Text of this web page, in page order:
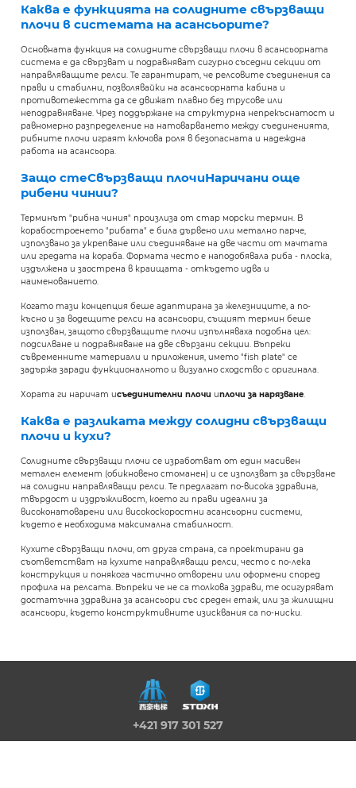
Каква е функцията на солидните свързващи
плочи в системата на асансьорите?
Основната функция на солидните свързващи плочи в асансьорната
система е да свързват и подравняват сигурно съседни секции от
направляващите релси. Те гарантират, че релсовите съединения са
прави и стабилни, позволявайки на асансьорната кабина и
противотежестта да се движат плавно без трусове или
неподравняване. Чрез поддържане на структурна непрекъснатост и
равномерно разпределение на натоварването между съединенията,
рибните плочи играят ключова роля в безопасната и надеждна
работа на асансьора.
Защо стеСвързващи плочиНаричани още
рибени чинии?
Терминът "рибна чиния" произлиза от стар морски термин. В
корабостроенето "рибата" е била дървено или метално парче,
използвано за укрепване или съединяване на две части от мачтата
или гредата на кораба. Формата често е наподобявала риба - плоска,
издължена и заострена в краищата - откъдето идва и
наименованието.
Когато тази концепция беше адаптирана за железниците, а по-
късно и за водещите релси на асансьори, същият термин беше
използван, защото свързващите плочи изпълняваха подобна цел:
подсилване и подравняване на две свързани секции. Въпреки
съвременните материали и приложения, името "fish plate" се
задържа заради функционалното и визуално сходство с оригинала.
Хората ги наричат исъединителни плочи иплочи за нарязване.
Каква е разликата между солидни свързващи
плочи и кухи?
Солидните свързващи плочи се изработват от един масивен
метален елемент (обикновено стоманен) и се използват за свързване
на солидни направляващи релси. Те предлагат по-висока здравина,
твърдост и издръжливост, което ги прави идеални за
високонатоварени или високоскоростни асансьорни системи,
където е необходима максимална стабилност.
Кухите свързващи плочи, от друга страна, са проектирани да
съответстват на кухите направляващи релси, често с по-лека
конструкция и понякога частично отворени или оформени според
профила на релсата. Въпреки че не са толкова здрави, те осигуряват
достатъчна здравина за асансьори със среден етаж, или за жилищни
асансьори, където конструктивните изисквания са по-ниски.
+421 917 301 527